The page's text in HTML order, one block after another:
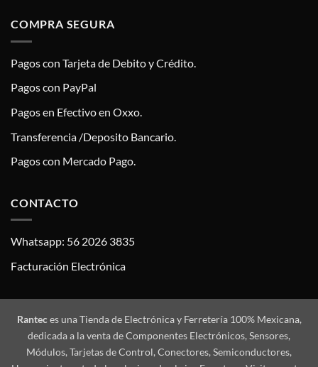
COMPRA SEGURA
Pagos con Tarjeta de Debito y Crédito.
Pagos con PayPal
Pagos en Efectivo en Oxxo.
Transferencia /Deposito Bancario.
Pagos con Mercado Pago.
CONTACTO
Whatsapp: 56 2026 3835
Facturación Electrónica
Ranteces una Tienda de Electrónica y Ferretería 100% Mexicana,
dedicada a la venta de Componentes Electrónicos, Sensores,
Módulos, Tarjetas de Control, Conectores, Semiconductores,